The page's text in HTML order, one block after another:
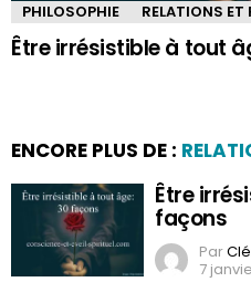
PHILOSOPHIE RELATIONS
Être irrésistible à tout
ENCORE PLUS DE :
Être
façons
Par
7